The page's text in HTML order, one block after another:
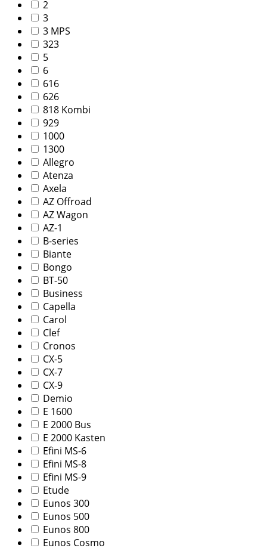
2
3
3 MPS
323
5
6
616
626
818 Kombi
929
1000
1300
Allegro
Atenza
Axela
AZ Offroad
AZ Wagon
AZ-1
B-series
Biante
Bongo
BT-50
Business
Capella
Carol
Clef
Cronos
CX-5
CX-7
CX-9
Demio
E 1600
E 2000 Bus
E 2000 Kasten
Efini MS-6
Efini MS-8
Efini MS-9
Etude
Eunos 300
Eunos 500
Eunos 800
Eunos Cosmo